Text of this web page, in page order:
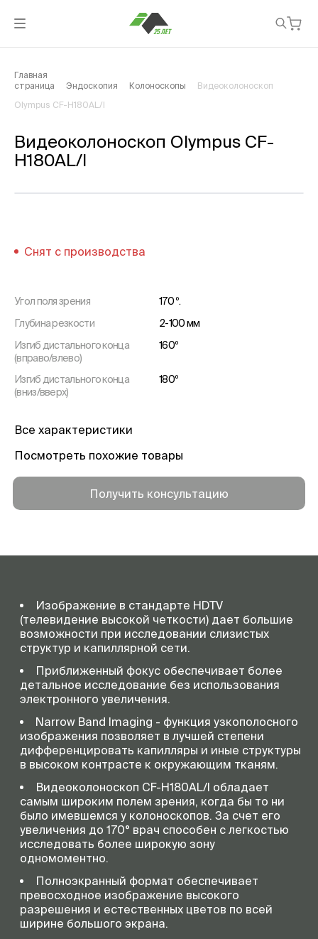
Главная
страница
Эндоскопия Колоноскопы Видеоколоноскоп
Olympus CF-H180AL/I
Видеоколоноскоп Olympus CF-
H180AL/I
Снят с производства
Угол поля зрения
170 º.
Глубина резкости
2-100 мм
Изгиб дистального конца
(вправо/влево)
160º
Изгиб дистального конца
(вниз/вверх)
180º
Диаметр вводимой трубки
Диаметр рабочего канала
3,7 мм
Рабочая длина вводимой
1680 мм
Все характеристики
Посмотреть похожие товары
Получить консультацию
Изображение в стандарте HDTV
(телевидение высокой четкости) дает большие
возможности при исследовании слизистых
структур и капиллярной сети.
Приближенный фокус обеспечивает более
детальное исследование без использования
электронного увеличения.
Narrow Band Imaging - функция узкополосного
изображения позволяет в лучшей степени
дифференцировать капилляры и иные структуры
в высоком контрасте к окружающим тканям.
Видеоколоноскоп CF-H180AL/I обладает
самым широким полем зрения, когда бы то ни
было имевшемся у колоноскопов. За счет его
увеличения до 170° врач способен с легкостью
исследовать более широкую зону
одномоментно.
Полноэкранный формат обеспечивает
превосходное изображение высокого
разрешения и естественных цветов по всей
ширине большого экрана.